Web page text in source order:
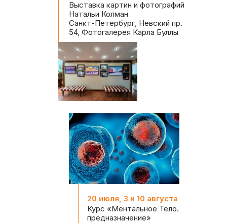
Выставка картин и фотографий
Натальи Колман
Санкт-Петербург, Невский пр.
54, Фотогалерея Карла Буллы
20 июля, 3 и 10 августа
Курс «Ментальное Тело.
предназначение»